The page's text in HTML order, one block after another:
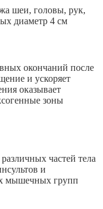
шеи, головы, рук,
диаметр 4 см
окончаний после
и ускоряет
оказывает
зоны
частей тела
и
мышечных групп